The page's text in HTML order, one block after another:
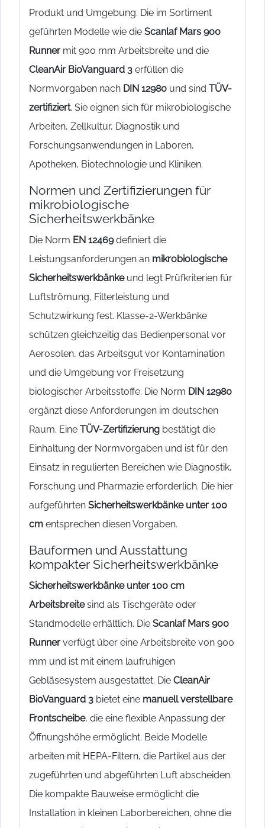
Produkt und Umgebung. Die im Sortiment
geführten Modelle wie die Scanlaf Mars 900
Runner mit 900 mm Arbeitsbreite und die
CleanAir BioVanguard 3 erfüllen die
Normvorgaben nach DIN 12980 und sind TÜV-
zertifiziert. Sie eignen sich für mikrobiologische
Arbeiten, Zellkultur, Diagnostik und
Forschungsanwendungen in Laboren,
Apotheken, Biotechnologie und Kliniken.
Normen und Zertifizierungen für
mikrobiologische
Sicherheitswerkbänke
Die Norm EN 12469definiert die
Leistungsanforderungen an mikrobiologische
Sicherheitswerkbänkeund legt Prüfkriterien für
Luftströmung, Filterleistung und
Schutzwirkung fest. Klasse-2-Werkbänke
schützen gleichzeitig das Bedienpersonal vor
Aerosolen, das Arbeitsgut vor Kontamination
und die Umgebung vor Freisetzung
biologischer Arbeitsstoffe. Die Norm DIN 12980
ergänzt diese Anforderungen im deutschen
Raum. Eine TÜV-Zertifizierung bestätigt die
Einhaltung der Normvorgaben und ist für den
Einsatz in regulierten Bereichen wie Diagnostik,
Forschung und Pharmazie erforderlich. Die hier
aufgeführten Sicherheitswerkbänke unter 100
cm entsprechen diesen Vorgaben.
Bauformen und Ausstattung
kompakter Sicherheitswerkbänke
Sicherheitswerkbänke unter 100 cm
Arbeitsbreitesind als Tischgeräte oder
Standmodelle erhältlich. Die Scanlaf Mars 900
Runner verfügt über eine Arbeitsbreite von 900
mm und ist mit einem laufruhigen
Gebläsesystem ausgestattet. Die CleanAir
BioVanguard 3 bietet eine manuell verstellbare
Frontscheibe, die eine flexible Anpassung der
Öffnungshöhe ermöglicht. Beide Modelle
arbeiten mit HEPA-Filtern, die Partikel aus der
zugeführten und abgeführten Luft abscheiden.
Die kompakte Bauweise ermöglicht die
Installation in kleinen Laborbereichen, ohne die